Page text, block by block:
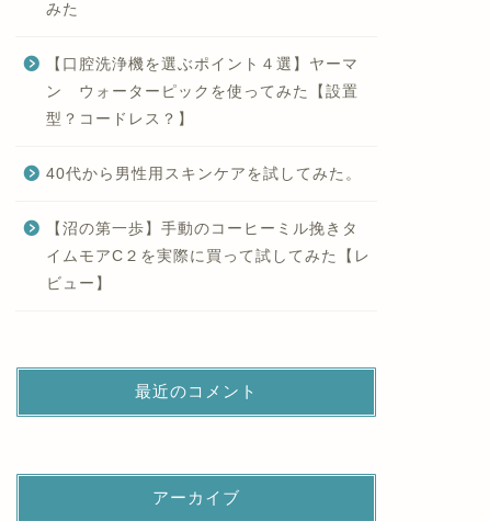
みた
【口腔洗浄機を選ぶポイント４選】ヤーマ
ン ウォーターピックを使ってみた【設置
型？コードレス？】
40代から男性用スキンケアを試してみた。
【沼の第一歩】手動のコーヒーミル挽きタ
イムモアC２を実際に買って試してみた【レ
ビュー】
最近のコメント
アーカイブ